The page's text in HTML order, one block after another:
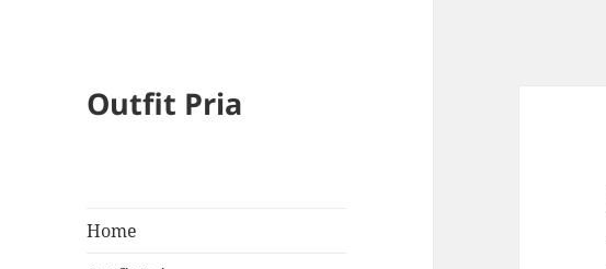
Outfit Pria
Home